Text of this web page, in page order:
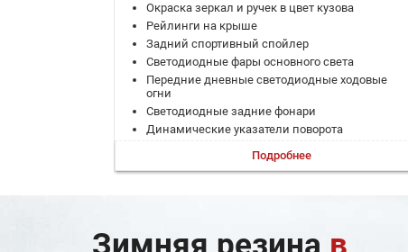
Окраска зеркал и ручек в цвет кузова
Рейлинги на крыше
Задний спортивный спойлер
Светодиодные фары основного света
Передние дневные светодиодные ходовые
огни
Светодиодные задние фонари
Динамические указатели поворота
Боковые зеркала с электрической
регулировкой, обогревом, повторителями
поворотов
Задние датчики парковки
Подробнее